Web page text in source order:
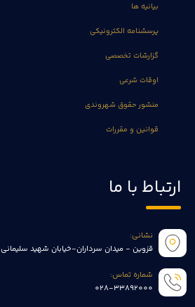
بیانیه ها
پرسشنامه الکترونیکی
گزارشات تخصصی
اوقات شرعی
منشور حقوق شهروندی
قوانین و مقررات
ارتباط با ما
نشانی:
قزوین - میدان سرداران-خیابان شهید سلیمانی
شماره تماس:
028-33892000